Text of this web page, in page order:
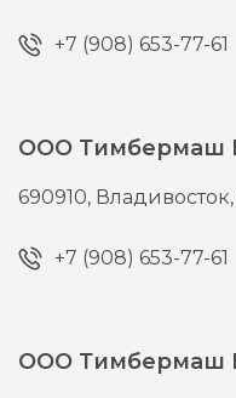
+7 (908) 653-77-61
ООО Тимбермаш
690910,
+7 (908) 653-77-61
ООО Тимбермаш